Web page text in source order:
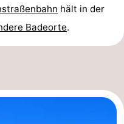
hält in der
Badeorte.